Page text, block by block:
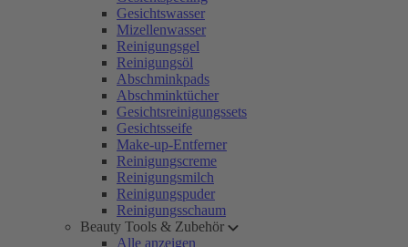
Gesichtswasser
Mizellenwasser
Reinigungsgel
Reinigungsöl
Abschminkpads
Abschminktücher
Gesichtsreinigungssets
Gesichtsseife
Make-up-Entferner
Reinigungscreme
Reinigungsmilch
Reinigungspuder
Reinigungsschaum
Beauty Tools & Zubehör
Alle anzeigen